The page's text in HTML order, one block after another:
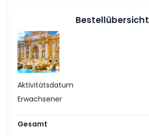
Bestellübersicht
Aktivitätsdatum
Erwachsener
Gesamt